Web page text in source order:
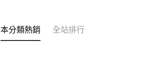
本分類熱銷 全站排行